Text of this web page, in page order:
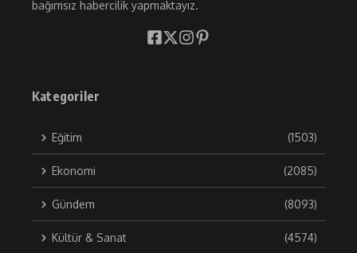
bağımsız habercilik yapmaktayız.
Kategoriler
Eğitim (1503)
Ekonomi (2085)
Gündem (8093)
Kültür & Sanat (4574)